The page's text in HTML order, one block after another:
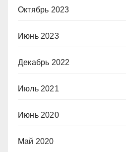
Октябрь 2023
Июнь 2023
Декабрь 2022
Июль 2021
Июнь 2020
Май 2020